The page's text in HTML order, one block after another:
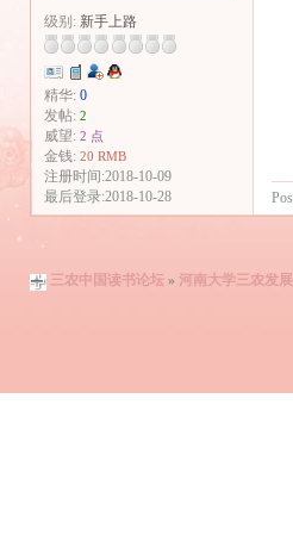
级别: 新手上路
精华: 0
发帖: 2
威望: 2 点
金钱: 20 RMB
注册时间:2018-10-09
最后登录:2018-10-28
三农中国读书论坛 » 河南大学三农发